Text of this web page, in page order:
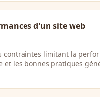
d'un site web
contraintes limitant la
et les bonnes pratiques